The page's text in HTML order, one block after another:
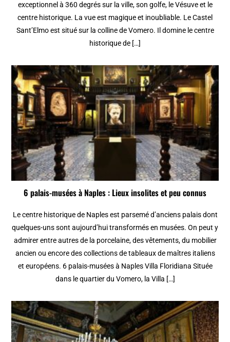
exceptionnel à 360 degrés sur la ville, son golfe, le Vésuve et le
centre historique. La vue est magique et inoubliable. Le Castel
Sant’Elmo est situé sur la colline de Vomero. Il domine le centre
historique de […]
6 palais-musées à Naples : Lieux insolites et peu connus
Le centre historique de Naples est parsemé d’anciens palais dont
quelques-uns sont aujourd’hui transformés en musées. On peut y
admirer entre autres de la porcelaine, des vêtements, du mobilier
ancien ou encore des collections de tableaux de maîtres italiens
et européens. 6 palais-musées à Naples Villa Floridiana Située
dans le quartier du Vomero, la Villa […]